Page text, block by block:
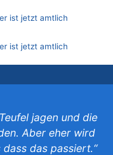
ist jetzt amtlich
ist jetzt amtlich
Kritik und neuer
ist jetzt amtlich
zu
ist jetzt amtlich
jagen und die
Aber eher wird
das passiert.“